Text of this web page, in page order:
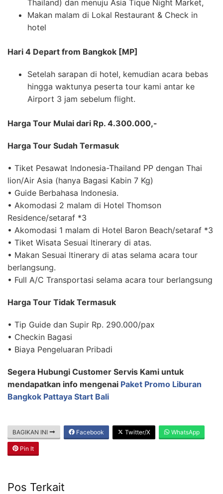
Thailand) dan menuju Asia Tique Night Market,
Makan malam di Lokal Restaurant & Check in
hotel
Hari 4 Depart from Bangkok [MP]
Setelah sarapan di hotel, kemudian acara bebas
hingga waktunya peserta tour kami antar ke
Airport 3 jam sebelum flight.
Harga Tour Mulai dari Rp. 4.300.000,-
Harga Tour Sudah Termasuk
• Tiket Pesawat Indonesia-Thailand PP dengan Thai
lion/Air Asia (hanya Bagasi Kabin 7 Kg)
• Guide Berbahasa Indonesia.
• Akomodasi 2 malam di Hotel Thomson
Residence/setaraf *3
• Akomodasi 1 malam di Hotel Baron Beach/setaraf *3
• Tiket Wisata Sesuai Itinerary di atas.
• Makan Sesuai Itinerary di atas selama acara tour
berlangsung.
• Full A/C Transportasi selama acara tour berlangsung
Harga Tour Tidak Termasuk
• Tip Guide dan Supir Rp. 290.000/pax
• Checkin Bagasi
• Biaya Pengeluaran Pribadi
Segera Hubungi Customer Servis Kami untuk
mendapatkan info mengenai Paket Promo Liburan
Bangkok Pattaya Start Bali
BAGIKAN INI Facebook Twitter/X WhatsApp
Pin It
Pos Terkait